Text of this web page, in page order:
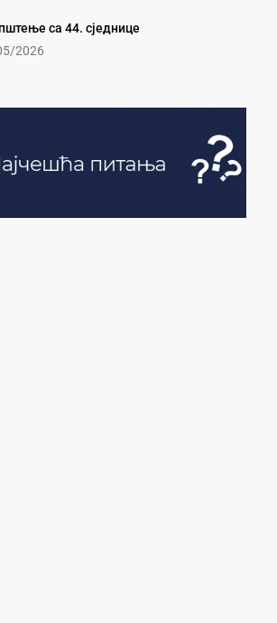
са 44. сједнице
2026